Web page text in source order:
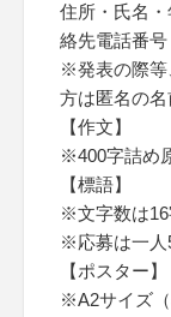
住所・氏名
絡先電話番
※発表の際等
方は匿名の
【作文】
※400字詰め
【標語】
※文字数は16
※応募は一人
【ポスター】
※A2サイズ